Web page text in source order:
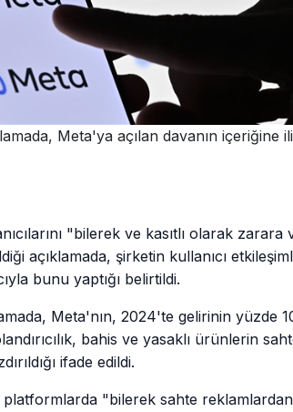
Meta'ya açılan davanın içeriğine
"bilerek ve kasıtlı olarak zarara
açıklamada, şirketin kullanıcı
bunu yaptığı belirtildi.
Meta'nın, 2024'te gelirinin yüzde
bahis ve yasaklı ürünlerin
ifade edildi.
"bilerek sahte reklamlardan